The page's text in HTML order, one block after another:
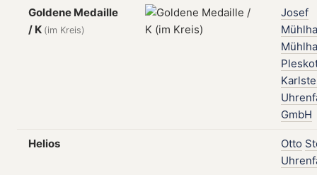
Goldene Medaille
/ K (im Kreis)
Josef
GmbH
Helios Otto